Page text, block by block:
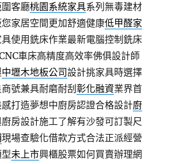
客廳桃園系統家具系列無毒建材
家居空間更加舒適健康低甲醛家
使用銑床作業最新電腦控制銑床
車床高精度高效率佛俱設計師
中壢木地板公司設計挑家具時選擇
號兼具耐磨耐刮彰化融資業界首
打造夢想中廚房認證合格設計廚
房設計施工了解有沙發可訂製尺
現場查驗化借款方式合法正派經營
型未上市興櫃股票如何買賣辦理網